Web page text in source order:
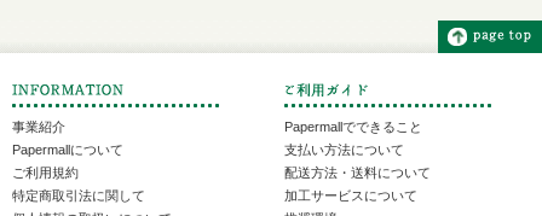
事業紹介
Papermallについて
ご利用規約
特定商取引法に関して
Papermallでできること
支払い方法について
配送方法・送料について
加工サービスについて